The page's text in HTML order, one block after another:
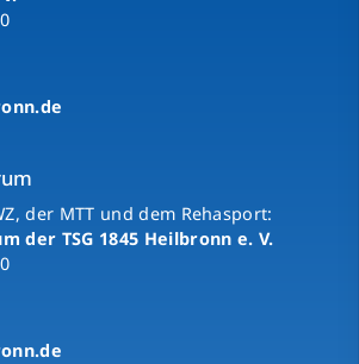
der MTT und dem Rehasport:
der TSG 1845 Heilbronn e. V.